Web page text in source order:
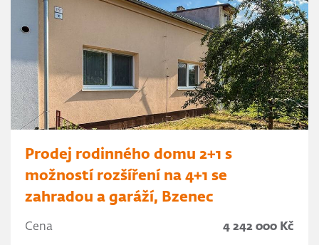
Prodej rodinného domu 2+1 s
možností rozšíření na 4+1 se
zahradou a garáží, Bzenec
Cena 4 242 000 Kč